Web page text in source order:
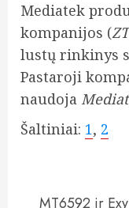
Mediatek
kompanijos (
lustų rinkinys
Pastaroji
naudoja
Šaltiniai: 1, 2
MT6592 ir